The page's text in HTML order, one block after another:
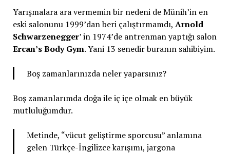
Yarışmalara ara vermemin bir nedeni de Münih’in en
eski salonunu 1999’dan beri çalıştırmamdı, Arnold
Schwarzenegger’ in 1974’de antrenman yaptığı salon
Ercan’s Body Gym. Yani 13 senedir buranın sahibiyim.
Boş zamanlarınızda neler yaparsınız?
Boş zamanlarımda doğa ile iç içe olmak en büyük
mutluluğumdur.
Metinde, “vücut geliştirme sporcusu” anlamına
gelen Türkçe-İngilizce karışımı, jargona